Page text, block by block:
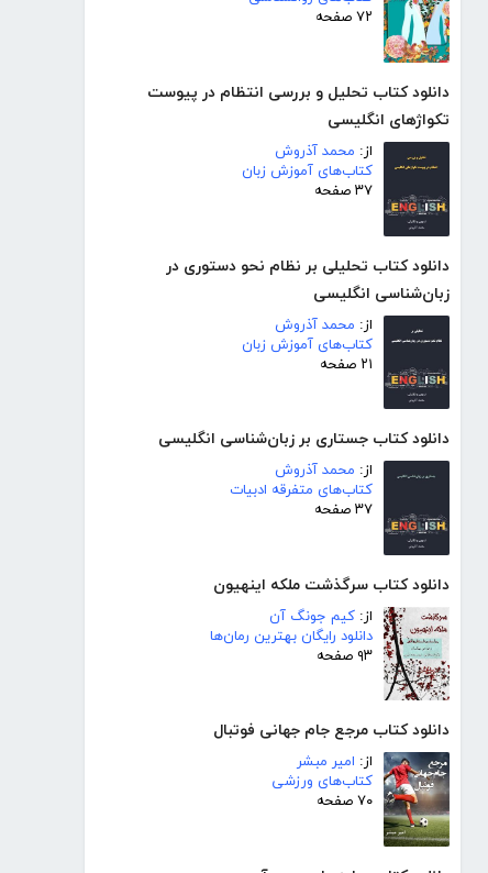
۷۲ صفحه
دانلود کتاب تحلیل و بررسی انتظام در پیوست
تکواژهای انگلیسی
از: محمد آذروش
کتاب‌های آموزش زبان
۳۷ صفحه
دانلود کتاب تحلیلی بر نظام نحو دستوری در
زبان‌شناسی انگلیسی
از: محمد آذروش
کتاب‌های آموزش زبان
۲۱ صفحه
دانلود کتاب جستاری بر زبان‌شناسی انگلیسی
از: محمد آذروش
کتاب‌های متفرقه ادبیات
۳۷ صفحه
دانلود کتاب سرگذشت ملکه اینهیون
از: کیم جونگ آن
دانلود رایگان بهترین رمان‌ها
۹۳ صفحه
دانلود کتاب مرجع جام جهانی فوتبال
از: امیر مبشر
کتاب‌های ورزشی
۷۰ صفحه